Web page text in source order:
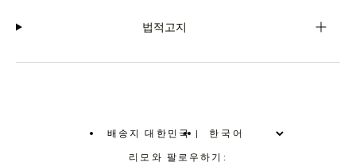
법적고지
배송지 대한민국
위
|
리모와 팔로우하기: